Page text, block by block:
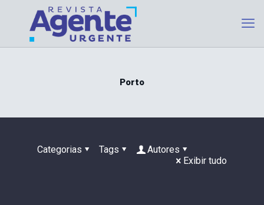
Porto
Categorias Tags
Autores
Exibir tudo